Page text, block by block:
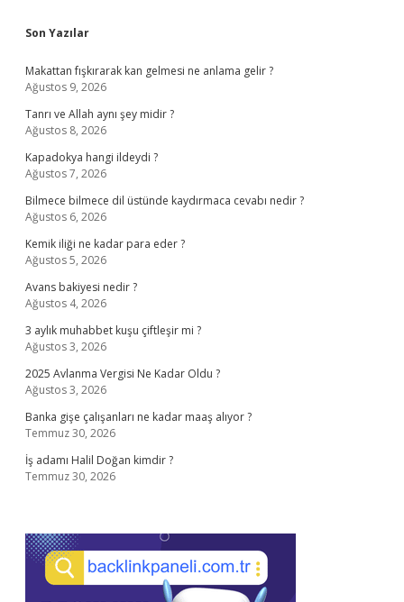
Sidebar
Son Yazılar
Makattan fışkırarak kan gelmesi ne anlama gelir ?
Ağustos 9, 2026
Tanrı ve Allah aynı şey midir ?
Ağustos 8, 2026
Kapadokya hangi ildeydi ?
Ağustos 7, 2026
Bilmece bilmece dil üstünde kaydırmaca cevabı nedir ?
Ağustos 6, 2026
Kemik iliği ne kadar para eder ?
Ağustos 5, 2026
Avans bakiyesi nedir ?
Ağustos 4, 2026
3 aylık muhabbet kuşu çiftleşir mi ?
Ağustos 3, 2026
2025 Avlanma Vergisi Ne Kadar Oldu ?
Ağustos 3, 2026
Banka gişe çalışanları ne kadar maaş alıyor ?
Temmuz 30, 2026
İş adamı Halil Doğan kimdir ?
Temmuz 30, 2026